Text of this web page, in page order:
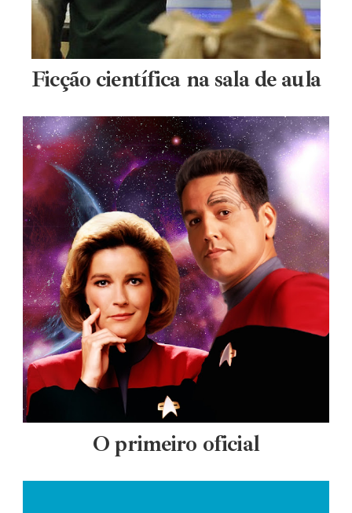
Ficção científica na sala de aula
O primeiro oficial